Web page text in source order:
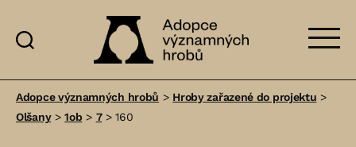
významných
Adopce významných hrobů > Hroby zařazené do projektu >
Olšany>1ob > 7>160